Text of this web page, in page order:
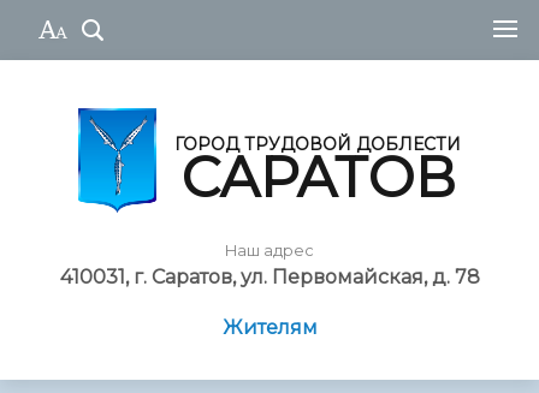
ГОРОД ТРУДОВОЙ ДОБЛЕСТИ
САРАТОВ
Наш адрес
410031, г. Саратов, ул. Первомайская, д. 78
Жителям